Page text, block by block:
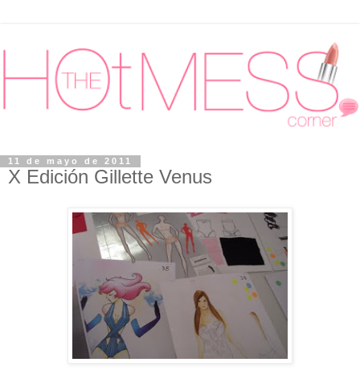
11 de mayo de 2011
X Edición Gillette Venus